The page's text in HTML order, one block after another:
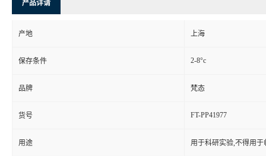
产品详请
产地 上海
保存条件 2-8°c
品牌 梵态
货号 FT-PP41977
用途 用于科研实验,不得用于